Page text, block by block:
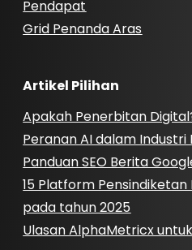
Pendapat
Grid Penanda Aras
Artikel Pilihan
Apakah Penerbitan
Peranan AI dalam
Panduan SEO Berita
15 Platform
pada tahun 2025
Ulasan AlphaMetricx